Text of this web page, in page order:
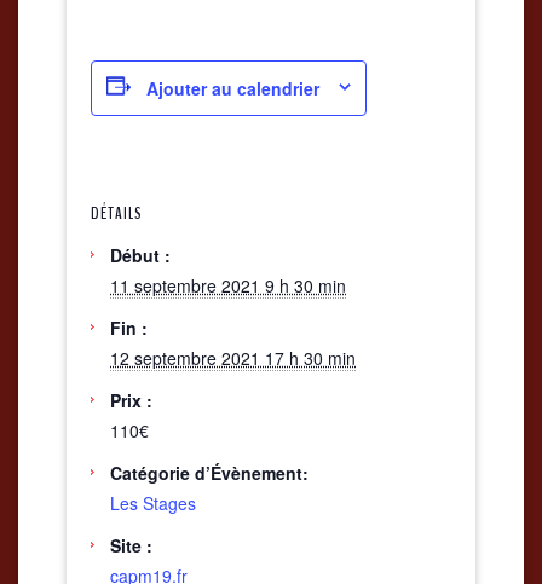
Ajouter au calendrier
DÉTAILS
Début :
11 septembre 2021 9 h 30 min
Fin :
12 septembre 2021 17 h 30 min
Prix :
110€
Catégorie d’Évènement:
Les Stages
Site :
capm19.fr